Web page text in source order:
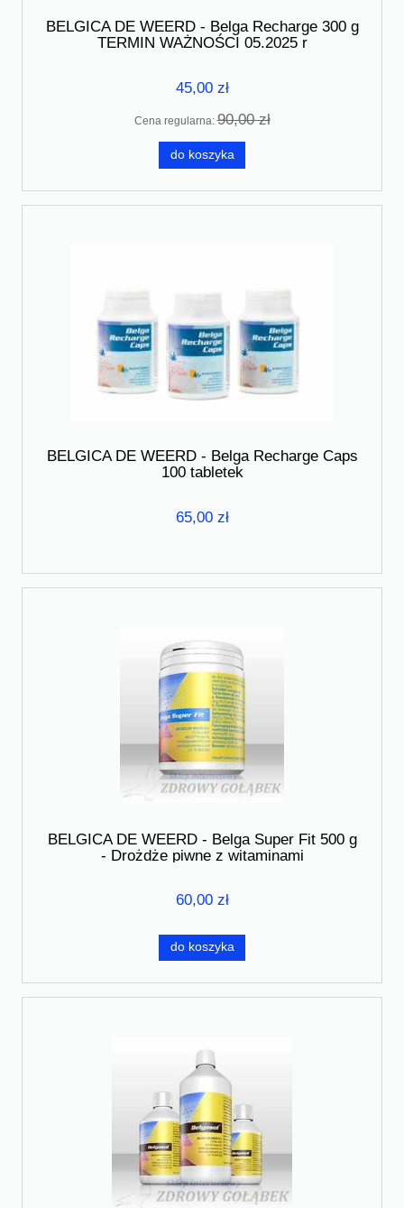
BELGICA DE WEERD - Belga Recharge 300 g
TERMIN WAŻNOŚCI 05.2025 r
45,00 zł
Cena regularna:90,00 zł
do koszyka
BELGICA DE WEERD - Belga Recharge Caps
100 tabletek
65,00 zł
BELGICA DE WEERD - Belga Super Fit 500 g
- Drożdże piwne z witaminami
60,00 zł
do koszyka